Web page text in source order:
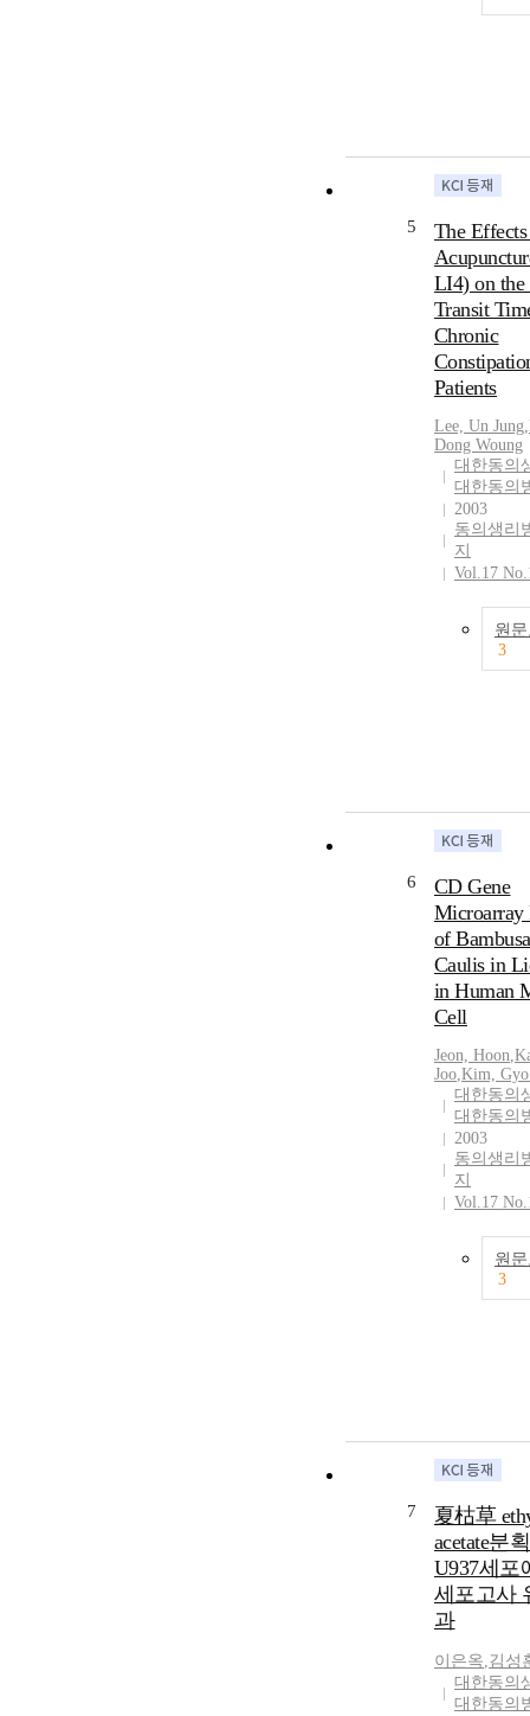
5
The
LI4) on
Transit
Chronic
Patients
Lee, Un Jung,
Dong Woung
대한동의
대한동의
2003
동의생리
지
Vol.17
원
3
6
CD Gene
Microarray
of
Caulis in
in Human
Cell
Jeon, Hoon,
Joo,Kim, Gyo
대한동의
대한동의
2003
동의생리
지
Vol.17
원
3
7
夏枯草
acetate분
U937세포
세포고사
과
이은옥,김성
대한동의
대한동의